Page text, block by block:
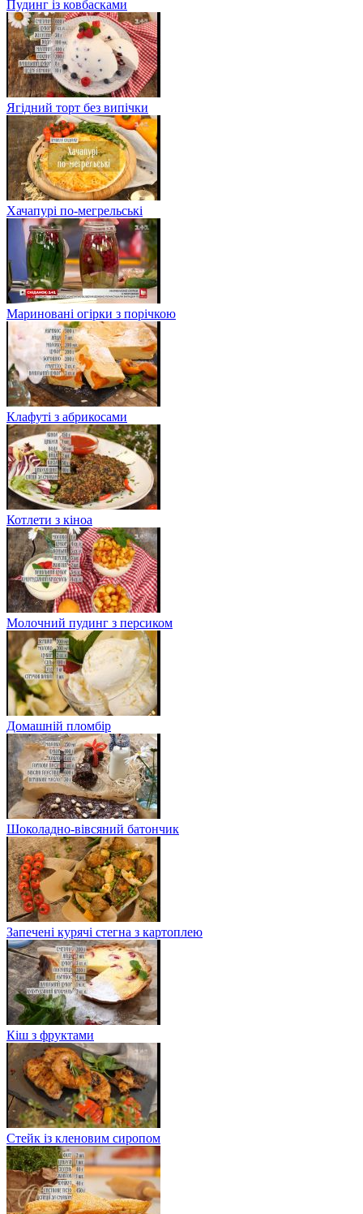
Пудинг із ковбасками
Ягідний торт без випічки
Хачапурі по-мегрельські
Мариновані огірки з порічкою
Клафуті з абрикосами
Котлети з кіноа
Молочний пудинг з персиком
Домашній пломбір
Шоколадно-вівсяний батончик
Запечені курячі стегна з картоплею
Кіш з фруктами
Стейк із кленовим сиропом